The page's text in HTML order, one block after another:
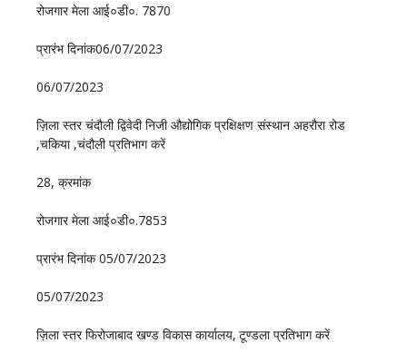
रोजगार मेला आई०डी०. 7870
प्रारंभ दिनांक06/07/2023
06/07/2023
ज़िला स्तर चंदौली द्विवेदी निजी औद्योगिक प्रक्षिक्षण संस्थान अहरौरा रोड
,चकिया ,चंदौली प्रतिभाग करें
28, क्रमांक
रोजगार मेला आई०डी०.7853
प्रारंभ दिनांक 05/07/2023
05/07/2023
ज़िला स्तर फिरोजाबाद खण्ड विकास कार्यालय‚ टूण्डला प्रतिभाग करें